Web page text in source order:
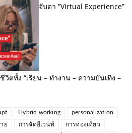
จับตา “Virtual Experience”
ตทั้ง “เรียน – ทำงาน – ความบันเทิง –
Hybrid working
personalization
ย การจัดอีเวนท์ การท่องเที่ยว